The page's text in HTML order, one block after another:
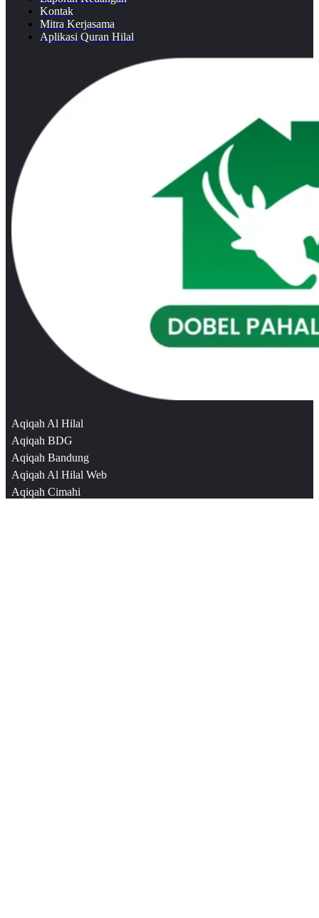
Kontak
Mitra Kerjasama
Aplikasi Quran Hilal
Aqiqah Al Hilal
Aqiqah BDG
Aqiqah Bandung
Aqiqah Al Hilal Web
Aqiqah Cimahi